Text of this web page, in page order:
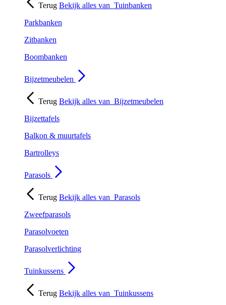
Terug Bekijk alles van Tuinbanken
Parkbanken
Zitbanken
Boombanken
Bijzetmeubelen
Terug Bekijk alles van Bijzetmeubelen
Bijzettafels
Balkon & muurtafels
Bartrolleys
Parasols
Terug Bekijk alles van Parasols
Zweefparasols
Parasolvoeten
Parasolverlichting
Tuinkussens
Terug Bekijk alles van Tuinkussens